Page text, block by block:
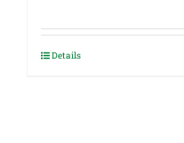
Details